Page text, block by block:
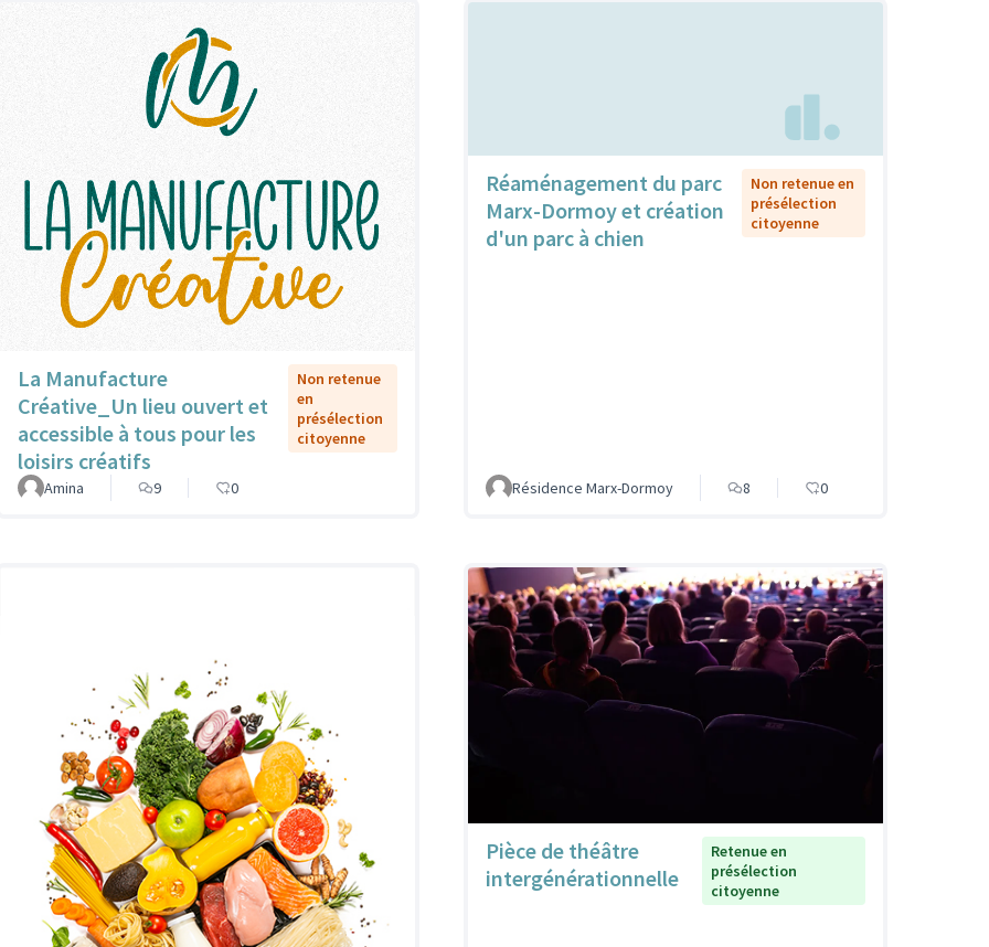
La Manufacture
Créative_Un lieu ouvert et
accessible à tous pour les
loisirs créatifs
Non retenue
en
présélection
citoyenne
Amina 9 0
Réaménagement du parc
Marx-Dormoy et création
d'un parc à chien
Non retenue en
présélection
citoyenne
Résidence Marx-Dormoy 8 0
Pièce de théâtre
intergénérationnelle
Retenue en
présélection
citoyenne